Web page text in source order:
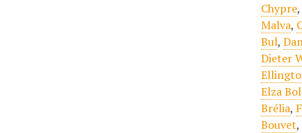
Chypre,
Malva,
Bul,
Dieter
Elza
Brélia,
Bouvet,